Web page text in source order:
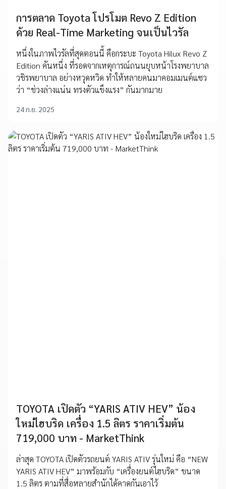
การตลาด Toyota โปรโมต Revo Z Edition
ด้วย Real-Time Marketing จนเป็นไวรัล
หนึ่งในภาพไวรัลที่สุดตอนนี้ คือกระบะ Toyota Hilux Revo Z
Edition คันหนึ่ง ที่รอดจากเหตุการณ์ถนนยุบหน้าโรงพยาบาล
วชิรพยาบาล อย่างหวุดหวิด ทำให้หลายคนมาคอมเมนต์แซว
ว่า “ช่วงล่างแน่น ทรงตัวแข็งแรง” กันมากมาย
24 ก.ย. 2025
TOYOTA เปิดตัว “YARIS ATIV HEV” น้อง
ใหม่ไฮบริด เครื่อง 1.5 ลิตร ราคาเริ่มต้น
719,000 บาท - MarketThink
ล่าสุด TOYOTA เปิดตัวรถยนต์ YARIS ATIV รุ่นใหม่ คือ “NEW
YARIS ATIV HEV” มาพร้อมกับ “เครื่องยนต์ไฮบริด” ขนาด
1.5 ลิตร ตามที่สื่อหลายสำนักได้คาดกันเอาไว้